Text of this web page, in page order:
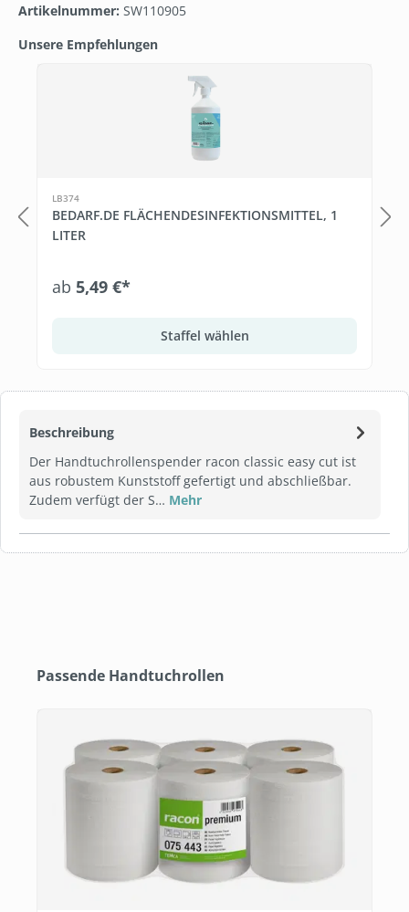
Beschreibung
Der Handtuchrollenspender racon classic easy cut ist
aus robustem Kunststoff gefertigt und abschließbar.
Zudem verfügt der S… Mehr
Artikelnummer: SW110905
Unsere Empfehlungen
Produktgalerie überspringen
LB374
BEDARF.DE FLÄCHENDESINFEKTIONSMITTEL, 1
LITER
ab 5,49 €*
Staffel wählen
Produktgalerie überspringen
Passende Handtuchrollen